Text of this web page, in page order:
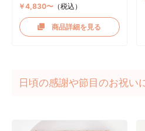
￥4,830〜（税込）
商品詳細を見る
日頃の感謝や節目のお祝い